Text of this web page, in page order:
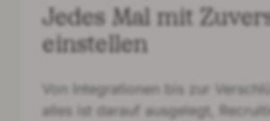
Jedes Mal mit
einstellen
Von Integrationen bis zur
alles ist darauf ausgelegt,